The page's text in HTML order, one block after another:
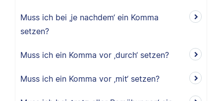
Muss ich bei ‚je nachdem‘ ein Komma
setzen?
Muss ich ein Komma vor ‚durch‘ setzen?
Muss ich ein Komma vor ‚mit‘ setzen?